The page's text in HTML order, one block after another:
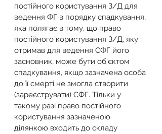
постійного користування З/Д для
ведення ФГ в порядку спадкування,
яка полягає в тому, що право
постійного користування З/Д, яку
отримав для ведення СФГ його
засновник, може бути об'єктом
спадкування, якщо зазначена особа
до її смерті не змогла створити
(зареєструвати) СФГ. Тільки у
такому разі право постійного
користування зазначеною
ділянкою входить до складу